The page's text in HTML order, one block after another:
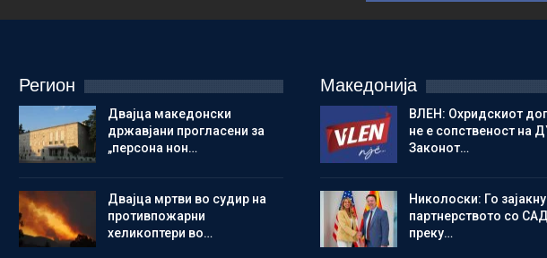
Регион
Двајца македонски
државјани прогласени за
„персона нон…
Двајца мртви во судир на
противпожарни
хеликоптери во…
Македонија
ВЛЕН: Охридскиот
не е сопственост на
Законот…
Николоски: Го
партнерството со САД
преку…